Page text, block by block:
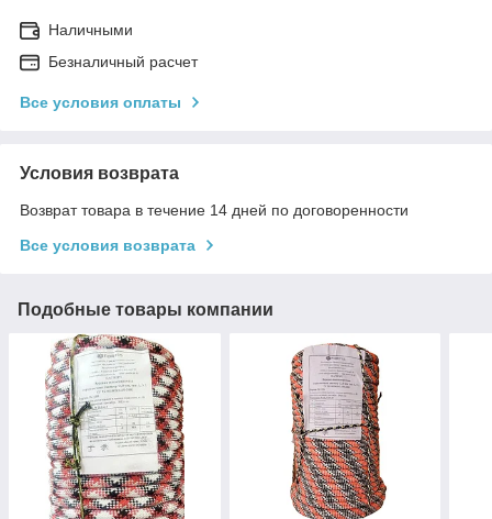
Наличными
Безналичный расчет
Все условия оплаты
Условия возврата
Возврат товара в течение 14 дней по договоренности
Все условия возврата
Подобные товары компании